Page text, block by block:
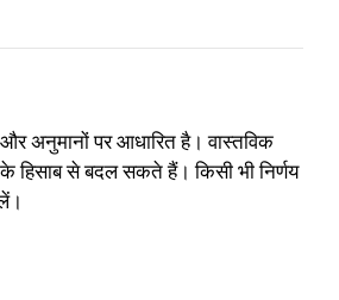
अनुमानों पर आधारित है। वास्तविक
हिसाब से बदल सकते हैं। किसी भी निर्णय